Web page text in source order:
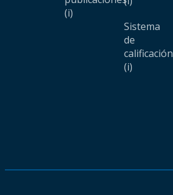
(i)
Sistema
de
calificación
(i)